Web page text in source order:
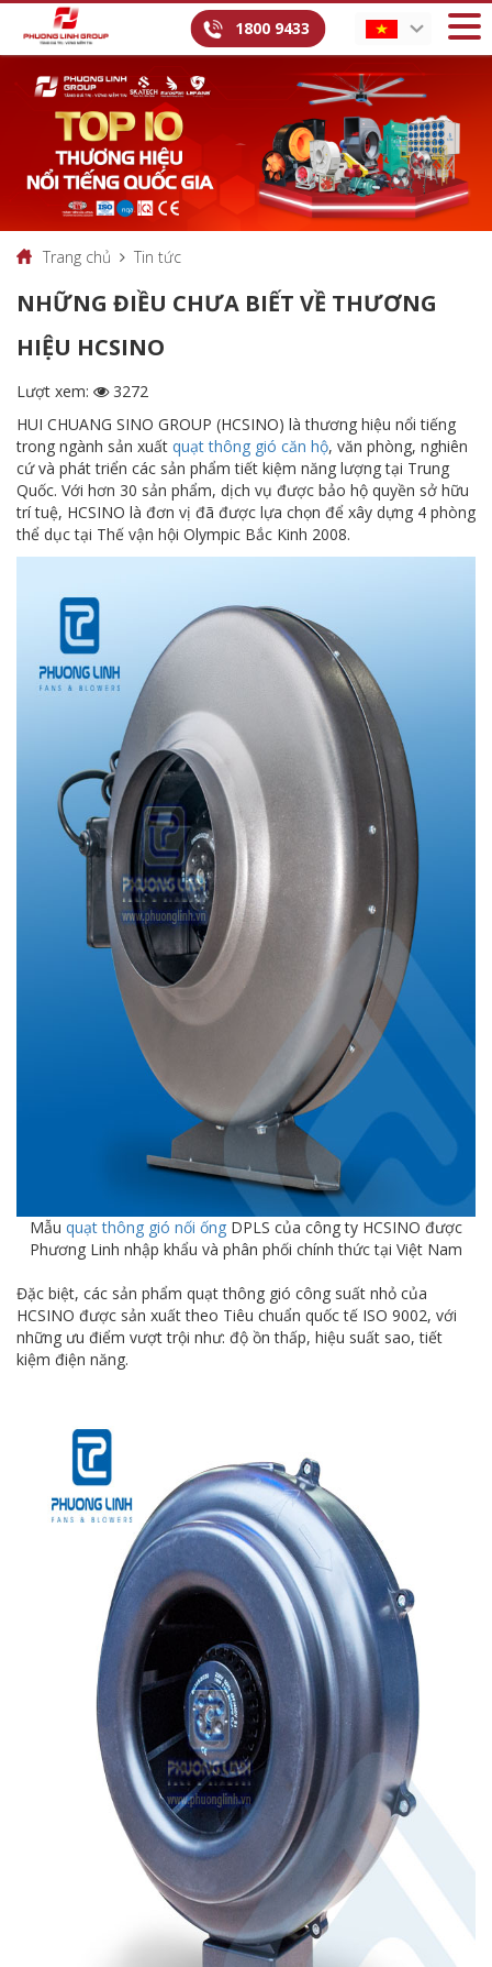
1800 9433
Trang chủ Tin tức
NHỮNG ĐIỀU CHƯA BIẾT VỀ THƯƠNG
HIỆU HCSINO
Lượt xem:
3272
HUI CHUANG SINO GROUP (HCSINO) là thương hiệu nổi tiếng
trong ngành sản xuất quạt thông gió căn hộ, văn phòng, nghiên
cứ và phát triển các sản phẩm tiết kiệm năng lượng tại Trung
Quốc. Với hơn 30 sản phẩm, dịch vụ được bảo hộ quyền sở hữu
trí tuệ, HCSINO là đơn vị đã được lựa chọn để xây dựng 4 phòng
thể dục tại Thế vận hội Olympic Bắc Kinh 2008.
Mẫu quạt thông gió nối ống DPLS của công ty HCSINO được
Phương Linh nhập khẩu và phân phối chính thức tại Việt Nam
Đặc biệt, các sản phẩm quạt thông gió công suất nhỏ của
HCSINO được sản xuất theo Tiêu chuẩn quốc tế ISO 9002, với
những ưu điểm vượt trội như: độ ồn thấp, hiệu suất sao, tiết
kiệm điện năng.